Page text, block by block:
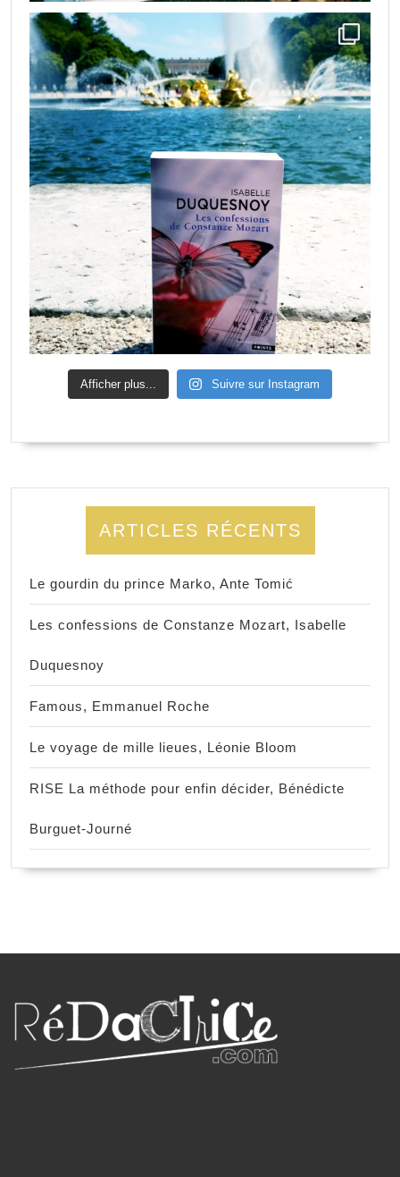
Afficher plus... Suivre sur Instagram
ARTICLES RÉCENTS
Le gourdin du prince Marko, Ante Tomić
Les confessions de Constanze Mozart, Isabelle
Duquesnoy
Famous, Emmanuel Roche
Le voyage de mille lieues, Léonie Bloom
RISE La méthode pour enfin décider, Bénédicte
Burguet-Journé